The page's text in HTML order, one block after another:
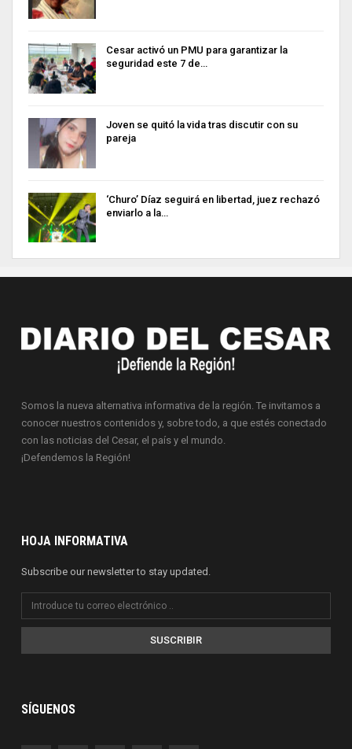
Cesar activó un PMU para garantizar la
seguridad este 7 de…
Joven se quitó la vida tras discutir con su
pareja
‘Churo’ Díaz seguirá en libertad, juez rechazó
enviarlo a la…
Somos la nueva alternativa informativa de la región. Te invitamos a
conocer nuestros contenidos y, sobre todo, a que estés conectado
con las noticias del Cesar, el país y el mundo.
¡Defendemos la Región!
HOJA INFORMATIVA
Subscribe our newsletter to stay updated.
SUSCRIBIR
SÍGUENOS